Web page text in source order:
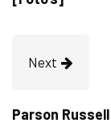
Next
Parson